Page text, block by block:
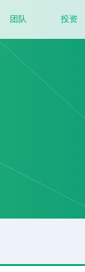
团队 投资